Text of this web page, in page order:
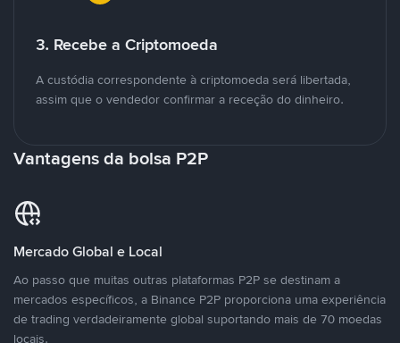
3. Recebe a Criptomoeda
A custódia correspondente à criptomoeda será libertada,
assim que o vendedor confirmar a receção do dinheiro.
Vantagens da bolsa P2P
Mercado Global e Local
Ao passo que muitas outras plataformas P2P se destinam a
mercados específicos, a Binance P2P proporciona uma experiência
de trading verdadeiramente global suportando mais de 70 moedas
locais.